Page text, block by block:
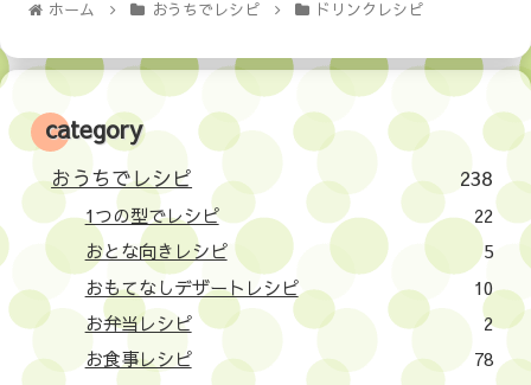
ホーム おうちでレシピ ドリンクレシピ
category
おうちでレシピ 238
1つの型でレシピ
22
おとな向きレシピ
5
おもてなしデザートレシピ
10
お弁当レシピ
2
お食事レシピ
78